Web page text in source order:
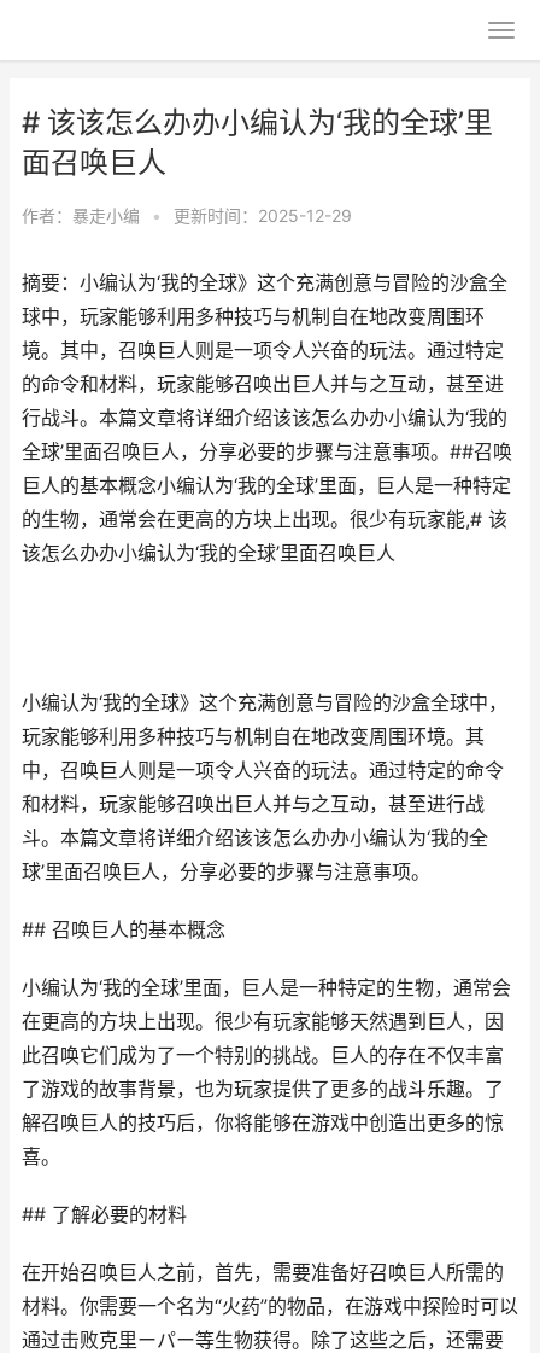
# 该该怎么办办小编认为‘我的全球’里
面召唤巨人
作者： 暴走小编 • 更新时间：2025-12-29
摘要：小编认为‘我的全球》这个充满创意与冒险的沙盒全
球中，玩家能够利用多种技巧与机制自在地改变周围环
境。其中，召唤巨人则是一项令人兴奋的玩法。通过特定
的命令和材料，玩家能够召唤出巨人并与之互动，甚至进
行战斗。本篇文章将详细介绍该该怎么办办小编认为‘我的
全球’里面召唤巨人，分享必要的步骤与注意事项。##召唤
巨人的基本概念小编认为‘我的全球’里面，巨人是一种特定
的生物，通常会在更高的方块上出现。很少有玩家能,# 该
该怎么办办小编认为‘我的全球’里面召唤巨人
小编认为‘我的全球》这个充满创意与冒险的沙盒全球中，
玩家能够利用多种技巧与机制自在地改变周围环境。其
中，召唤巨人则是一项令人兴奋的玩法。通过特定的命令
和材料，玩家能够召唤出巨人并与之互动，甚至进行战
斗。本篇文章将详细介绍该该怎么办办小编认为‘我的全
球’里面召唤巨人，分享必要的步骤与注意事项。
## 召唤巨人的基本概念
小编认为‘我的全球’里面，巨人是一种特定的生物，通常会
在更高的方块上出现。很少有玩家能够天然遇到巨人，因
此召唤它们成为了一个特别的挑战。巨人的存在不仅丰富
了游戏的故事背景，也为玩家提供了更多的战斗乐趣。了
解召唤巨人的技巧后，你将能够在游戏中创造出更多的惊
喜。
## 了解必要的材料
在开始召唤巨人之前，首先，需要准备好召唤巨人所需的
材料。你需要一个名为“火药”的物品，在游戏中探险时可以
通过击败克里ーパー等生物获得。除了这些之后，还需要